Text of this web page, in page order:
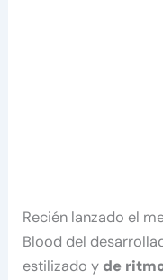
Recién lanzado el
Blood del
estilizado y de